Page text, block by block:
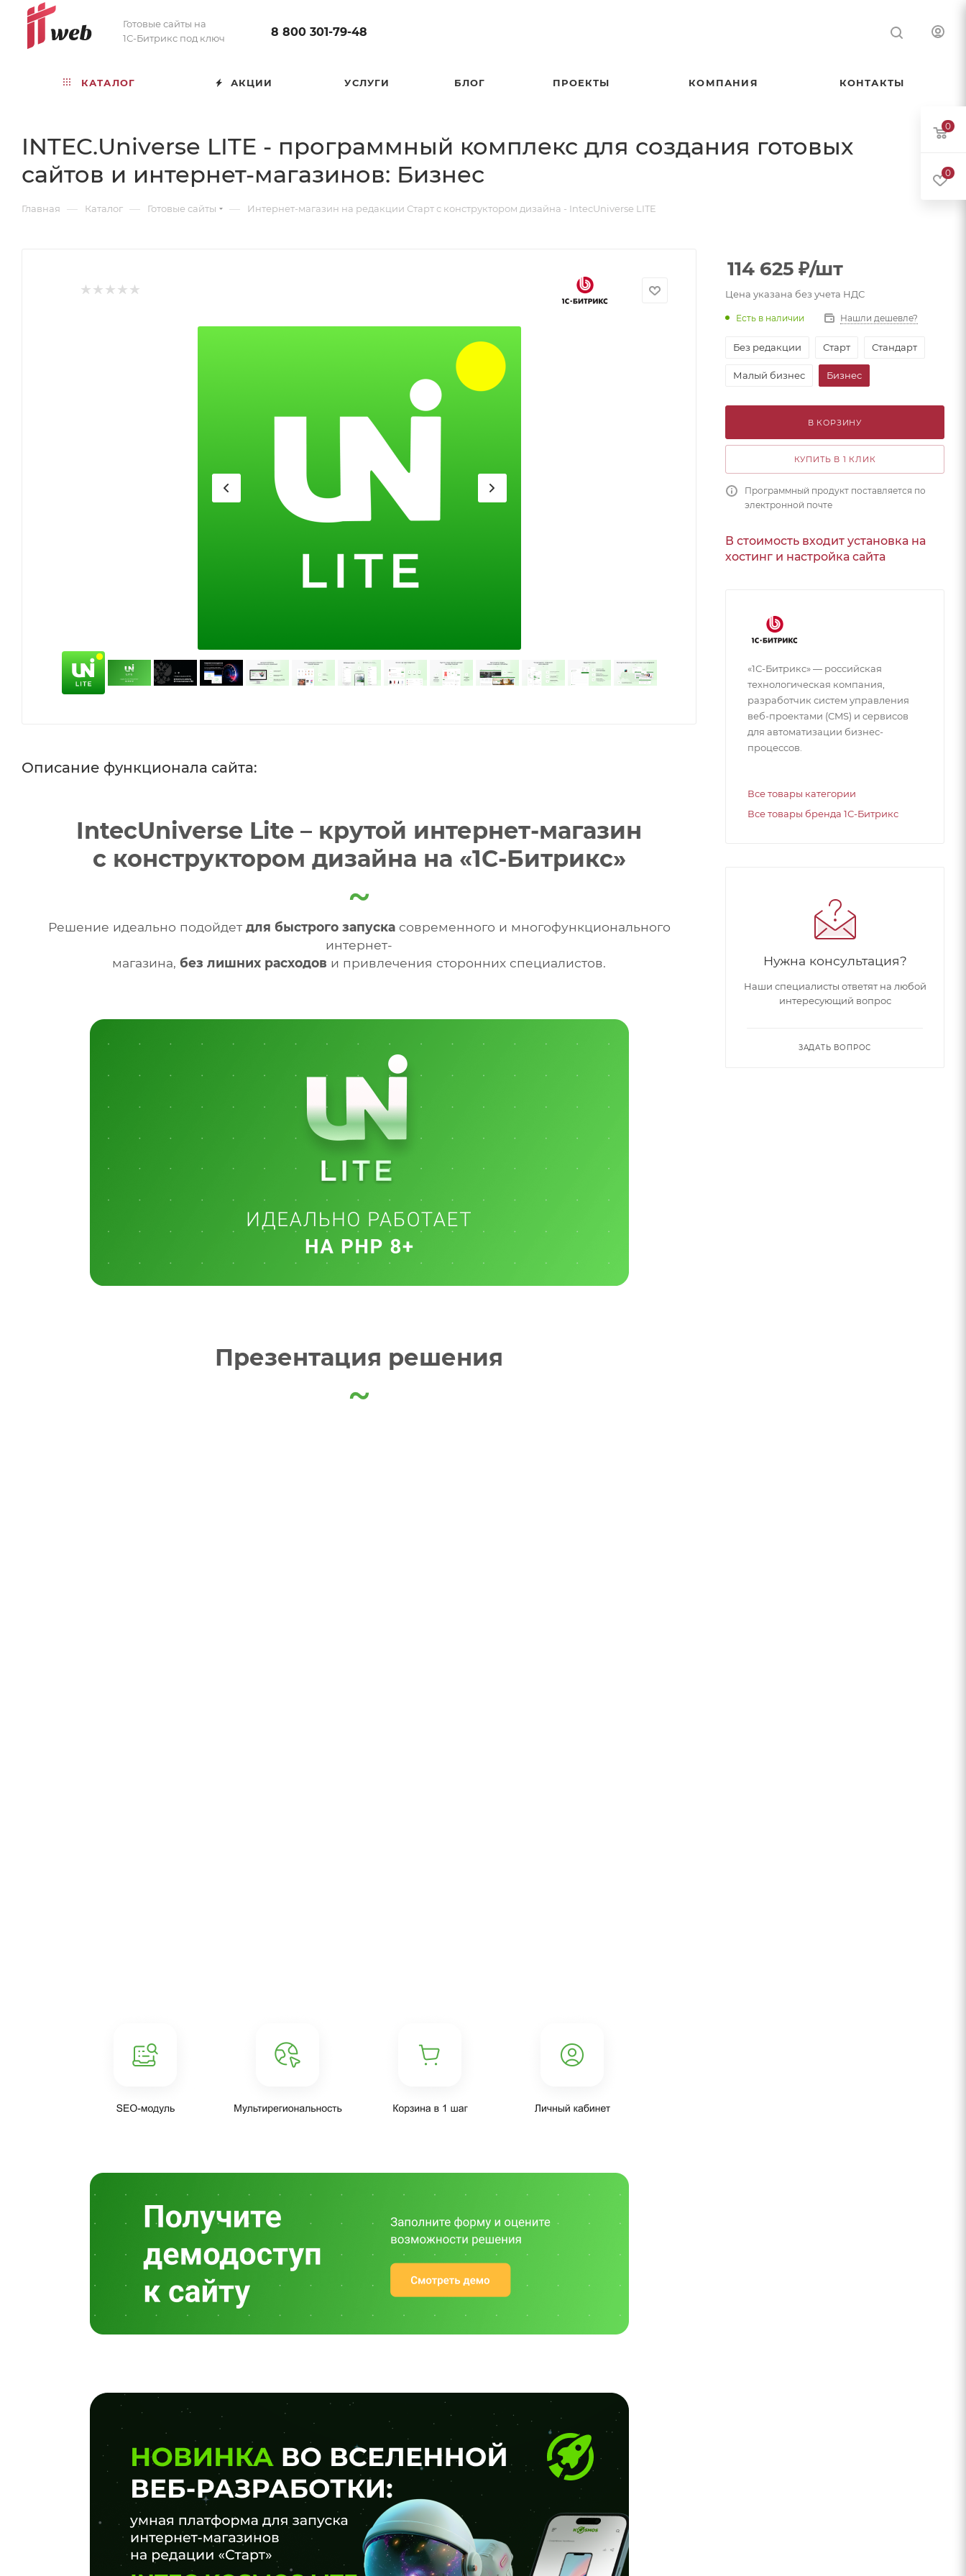
Готовые сайты на
1С-Битрикс под ключ
8 800 301-79-48
КАТАЛОГ АКЦИИ УСЛУГИ БЛОГ ПРОЕКТЫ КОМПАНИЯ КОНТАКТЫ
INTEC.Universe LITE - программный комплекс для создания готовых
сайтов и интернет-магазинов: Бизнес
Главная — Каталог — Готовые сайты — Интернет-магазин на редакции Старт с конструктором дизайна - IntecUniverse LITE
Описание функционала сайта:
IntecUniverse Lite – крутой интернет-магазин
с конструктором дизайна на «1С-Битрикс»
Решение идеально подойдетдля быстрого запускасовременного и многофункционального
интернет-
магазина, без лишних расходов и привлечения сторонних специалистов.
Презентация решения
114 625 ₽/шт
Цена указана без учета НДС
Есть в наличии Нашли дешевле?
Без редакции Старт Стандарт
Малый бизнес Бизнес
В КОРЗИНУ
КУПИТЬ В 1 КЛИК
Программный продукт поставляется по
электронной почте
В стоимость входит установка на
хостинг и настройка сайта
«1С-Битрикс» — российская
технологическая компания,
разработчик систем управления
веб-проектами (CMS) и сервисов
для автоматизации бизнес-
процессов.
Все товары категории
Все товары бренда 1С-Битрикс
Нужна консультация?
Наши специалисты ответят на любой
интересующий вопрос
ЗАДАТЬ ВОПРОС
0
0